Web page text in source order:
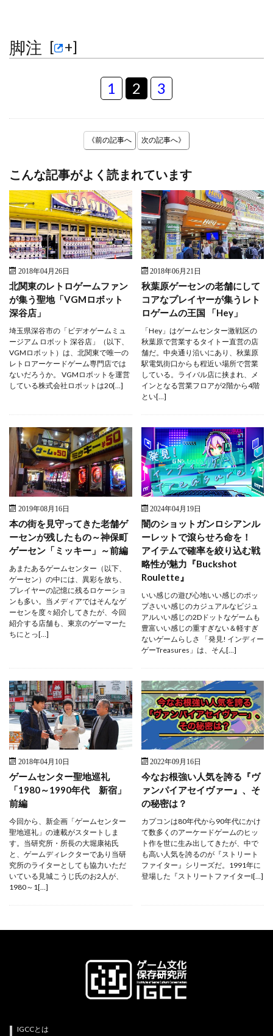
脚注 [ +]
1 2 3
《前の記事へ 次の記事へ》
こんな記事がよく読まれています
2018年04月26日
北関東のレトロゲームファン
が集う聖地「VGMロボット
深谷店」
埼玉県深谷市の「ビデオゲームミュ
ージアム ロボット 深谷店」（以下、
VGMロボット）は、北関東で唯一の
レトロアーケードゲーム専門店では
ないだろうか。 VGMロボットを運営
している株式会社ロボットは20[…]
2018年06月21日
秋葉原ゲーセンの老舗にして
コアなプレイヤーが集うレト
ロゲームの王国 「Hey」
「Hey」はゲームセンター激戦区の
秋葉原で営業するタイトー直営の店
舗だ。中央通り沿いにあり、秋葉原
駅電気街口からも程近い場所で営業
している。ライバル店に挟まれ、メ
インとなる営業フロアが2階から4階
とい[…]
2019年08月16日
本の街を見守ってきた老舗ゲ
ーセンが残したもの～神保町
ゲーセン「ミッキー」～前編
あまたあるゲームセンター（以下、
ゲーセン）の中には、異彩を放ち、
プレイヤーの記憶に残るロケーショ
ンも多い。当メディアではそんなゲ
ーセンを度々紹介してきたが、今回
紹介する店舗も、東京のゲーマーた
ちにとっ[…]
2024年04月19日
闇のショットガンロシアンル
ーレットで滾らせろ命を！
アイテムで確率を絞り込む戦
略性が魅力『Buckshot
Roulette』
いい感じの遊び心地いい感じのポッ
プさいい感じのカジュアルなビジュ
アルいい感じの2Dドットなゲームも
豊富いい感じの重すぎない＆軽すぎ
ないゲームらしさ 「発見! インディー
ゲーTreasures」は、そん[…]
2018年04月10日
ゲームセンター聖地巡礼
「1980～1990年代 新宿」
前編
今回から、新企画「ゲームセンター
聖地巡礼」の連載がスタートしま
す。当研究所・所長の大堀康祐氏
と、ゲームディレクターであり当研
究所のライターとしても協力いただ
いている見城こうじ氏のお2人が、
1980～1[…]
2022年09月16日
今なお根強い人気を誇る『ヴ
ァンパイアセイヴァー』、そ
の秘密は？
カプコンは80年代から90年代にかけ
て数多くのアーケードゲームのヒッ
ト作を世に生み出してきたが、中で
も高い人気を誇るのが『ストリート
ファイター』シリーズだ。1991年に
登場した『ストリートファイターI[…]
IGCCとは